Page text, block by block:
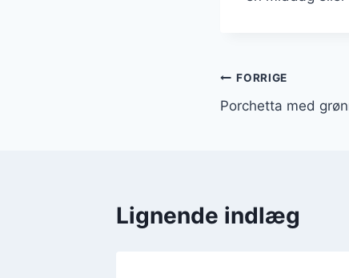
FORRIGE
Porchetta med
Lignende indlæg